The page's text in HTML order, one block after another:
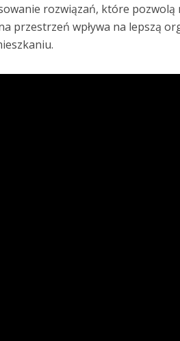
rozwiązań, które
przestrzeń wpływa na lepszą